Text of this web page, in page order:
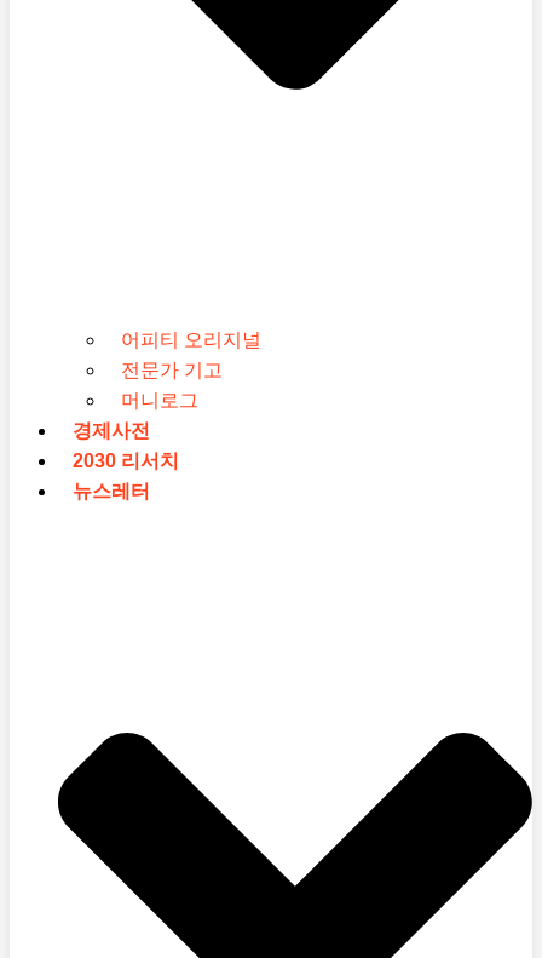
어피티 오리지널
전문가 기고
머니로그
경제사전
2030 리서치
뉴스레터